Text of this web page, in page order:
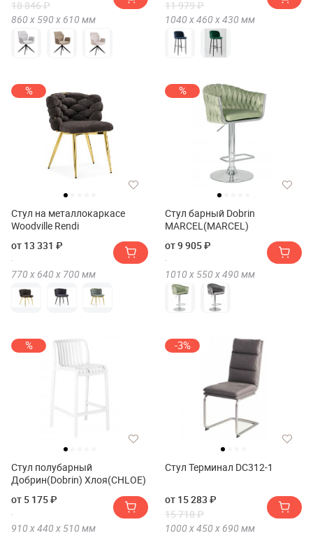
18 846 ₽
860 х 590 х 610 мм
11 979 ₽
1040 х460 х430 мм
%
Стул на металлокаркасе
Woodville Rendi
от 13 331 ₽
770 х 640 х 700 мм
%
Стул барный Dobrin
MARCEL(MARCEL)
от 9 905 ₽
1010 х 550 х490 мм
%
Стул полубарный
Добрин(Dobrin) Хлоя(CHLOE)
от 5 175 ₽
910 х440 х 510 мм
-3%
Стул Терминал DC312-1
от 15 283 ₽
15 718 ₽
1000 х450 х 690 мм